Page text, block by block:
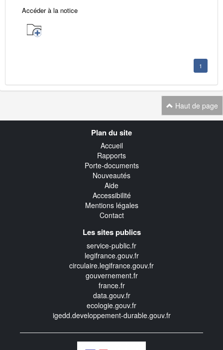
Accéder à la notice
1
Haut de page
Plan du site
Accueil
Rapports
Porte-documents
Nouveautés
Aide
Accessibilité
Mentions légales
Contact
Les sites publics
service-public.fr
legifrance.gouv.fr
circulaire.legifrance.gouv.fr
gouvernement.fr
france.fr
data.gouv.fr
ecologie.gouv.fr
igedd.developpement-durable.gouv.fr